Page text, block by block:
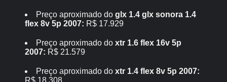
Preço aproximado doglx 1.4 glx sonora 1.4
flex 8v 5p 2007: R$ 17.929
Preço aproximado doxtr 1.6 flex 16v 5p
2007: R$ 21.579
Preço aproximado doxtr 1.4 flex 8v 5p 2007:
R$ 18.308